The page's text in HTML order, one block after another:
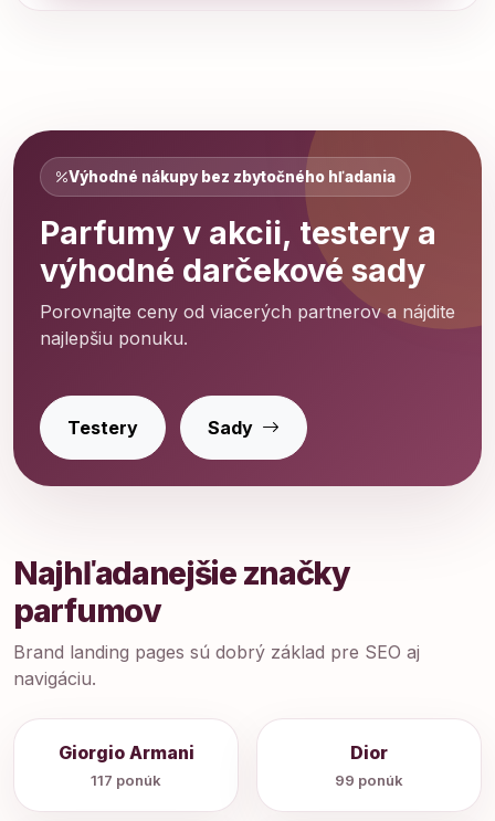
Výhodné nákupy bez zbytočného hľadania
Parfumy v akcii, testery a
výhodné darčekové sady
Porovnajte ceny od viacerých partnerov a nájdite
najlepšiu ponuku.
Testery Sady
Najhľadanejšie značky
parfumov
Brand landing pages sú dobrý základ pre SEO aj
navigáciu.
Giorgio Armani
117 ponúk
Dior
99 ponúk